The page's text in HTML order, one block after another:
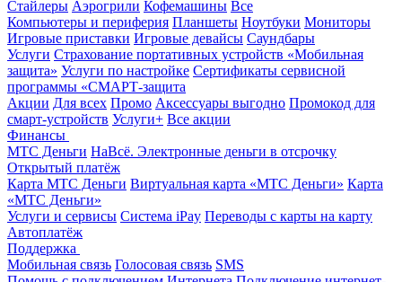
Стайлеры Аэрогрили Кофемашины Все
Компьютеры и периферия Планшеты Ноутбуки Мониторы
Игровые приставки Игровые девайсы Саундбары
Услуги Страхование портативных устройств «Мобильная
защита» Услуги по настройке Сертификаты сервисной
программы «СМАРТ-защита
Акции Для всех Промо Аксессуары выгодно Промокод для
смарт-устройств Услуги+ Все акции
Финансы
МТС Деньги НаВсё. Электронные деньги в отсрочку
Открытый платёж
Карта МТС Деньги Виртуальная карта «МТС Деньги» Карта
«МТС Деньги»
Услуги и сервисы Система iPay Переводы с карты на карту
Автоплатёж
Поддержка
Мобильная связь Голосовая связь SMS